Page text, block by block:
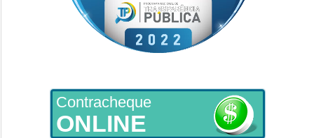
Contracheque
ONLINE